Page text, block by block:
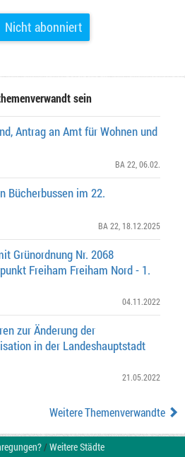
Nicht abonniert
sein
Antrag an Amt für Wohnen und
BA 22 , 06.02.
Bücherbussen im 22.
BA 22 , 18.12.2025
Grünordnung Nr. 2068
Freiham Freiham Nord - 1.
04.11.2022
zur Änderung der
in der Landeshauptstadt
21.05.2022
Weitere Themenverwandte
/Weitere Städte